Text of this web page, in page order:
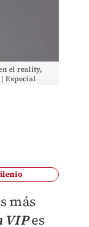
el reality,
Especial
más
VIPes